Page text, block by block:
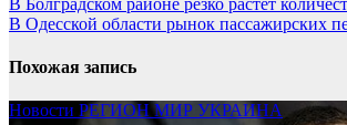
В Одесской области рынок пассажирских
Похожая запись
Новости РЕГИОНМИР УКРАИНА